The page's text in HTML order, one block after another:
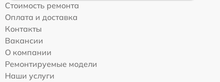
Стоимость ремонта
Оплата и доставка
Контакты
Вакансии
О компании
Ремонтируемые модели
Наши услуги